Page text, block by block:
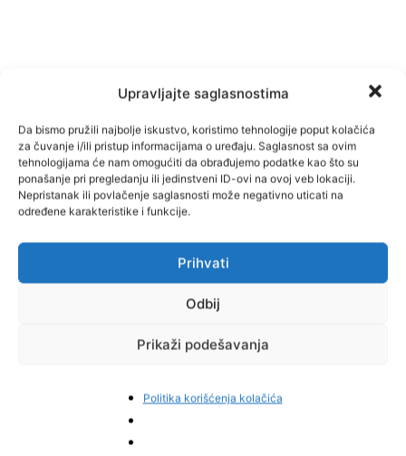
Upravljajte saglasnostima
Da bismo pružili najbolje iskustvo, koristimo tehnologije poput kolačića
za čuvanje i/ili pristup informacijama o uređaju. Saglasnost sa ovim
tehnologijama će nam omogućiti da obrađujemo podatke kao što su
ponašanje pri pregledanju ili jedinstveni ID-ovi na ovoj veb lokaciji.
Nepristanak ili povlačenje saglasnosti može negativno uticati na
određene karakteristike i funkcije.
Prihvati
Odbij
Prikaži podešavanja
Politika korišćenja kolačića
TAGOVI NK TOŠK
Facebook Pinterest